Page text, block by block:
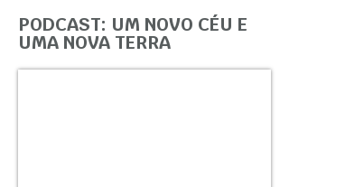
PODCAST: UM NOVO CÉU E
UMA NOVA TERRA